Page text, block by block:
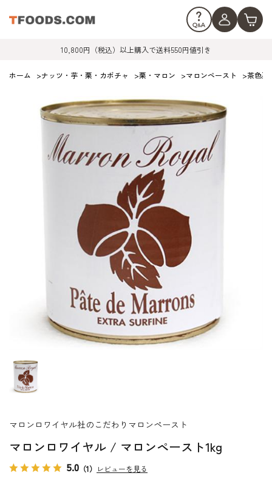
10,800円（税込）以上購入で送料550円値引き
ホーム >ナッツ・芋・栗・カボチャ >栗・マロン >マロンペースト >茶色系
マロンロワイヤル / マロンペースト1kg
5.0 （1） レビューを見る
マロンロワイヤル社のこだわりマロンペースト